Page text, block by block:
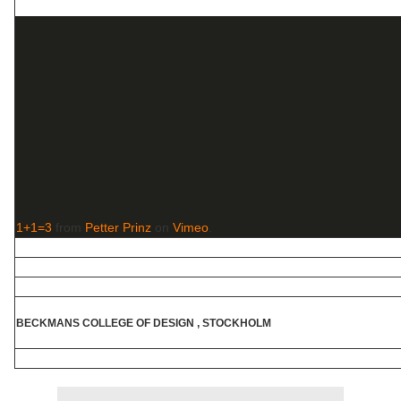
1+1=3 from Petter Prinz on Vimeo
BECKMANS COLLEGE OF DESIGN , STOCKHOLM